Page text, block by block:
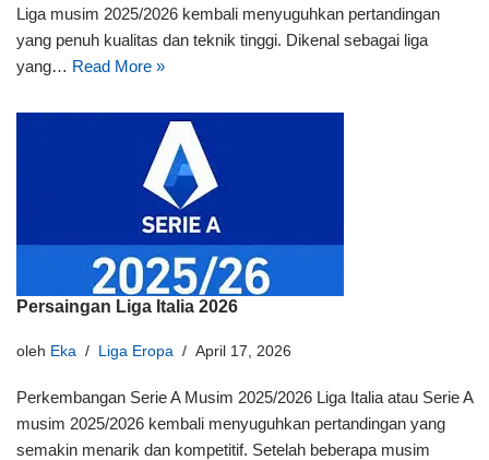
Liga musim 2025/2026 kembali menyuguhkan pertandingan
yang penuh kualitas dan teknik tinggi. Dikenal sebagai liga
yang… Read More »
Persaingan Liga Italia 2026
oleh Eka Liga Eropa April 17, 2026
Perkembangan Serie A Musim 2025/2026 Liga Italia atau Serie A
musim 2025/2026 kembali menyuguhkan pertandingan yang
semakin menarik dan kompetitif. Setelah beberapa musim